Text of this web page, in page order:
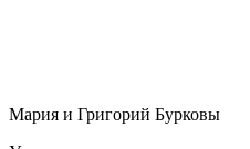
Мария и Григорий Бурковы